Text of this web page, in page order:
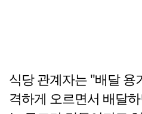
식당 관계자는 "배달 용
격하게 오르면서 배달